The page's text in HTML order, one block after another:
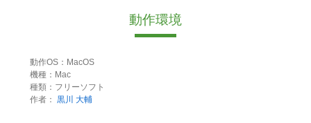
動作環境
動作OS：MacOS
機種：Mac
種類：フリーソフト
作者： 黒川 大輔